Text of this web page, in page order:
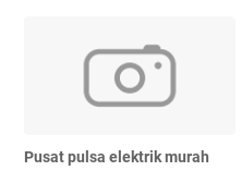
Pusat pulsa elektrik murah